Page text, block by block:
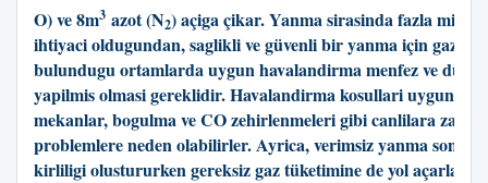
O) ve 8m3 azot (N2) açiga çikar. Yanma sirasinda fazla
ihtiyaci oldugundan, saglikli ve güvenli bir yanma için gaz
bulundugu ortamlarda uygun havalandirma menfez ve
yapilmis olmasi gereklidir. Havalandirma kosullari uygun
mekanlar, bogulma ve CO zehirlenmeleri gibi canlilara zarar
problemlere neden olabilirler. Ayrica, verimsiz yanma
kirliligi olustururken gereksiz gaz tüketimine de yol açarlar.